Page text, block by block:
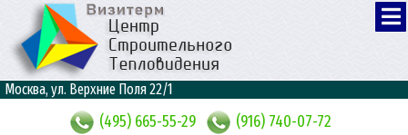
Москва, ул. Верхние Поля 22/1
(495) 665-55-29 (916) 740-07-72